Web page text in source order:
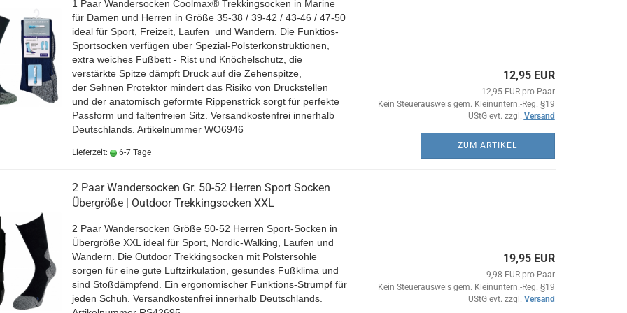
1 Paar Wandersocken Coolmax® Trekkingsocken in Marine
für Damen und Herren in Größe 35-38 / 39-42 / 43-46 / 47-50
ideal für Sport, Freizeit, Laufen und Wandern. Die Funktios-
Sportsocken verfügen über Spezial-Polsterkonstruktionen,
extra weiches Fußbett - Rist und Knöchelschutz, die
verstärkte Spitze dämpft Druck auf die Zehenspitze,
der Sehnen Protektor mindert das Risiko von Druckstellen
und der anatomisch geformte Rippenstrick sorgt für perfekte
Passform und faltenfreien Sitz. Versandkostenfrei innerhalb
Deutschlands. Artikelnummer WO6946
Lieferzeit: 6-7 Tage
12,95 EUR
12,95 EUR pro Paar
Kein Steuerausweis gem. Kleinuntern.-Reg. §19
UStG evt. zzgl. Versand
ZUM ARTIKEL
2 Paar Wandersocken Gr. 50-52 Herren Sport Socken
Übergröße | Outdoor Trekkingsocken XXL
2 Paar Wandersocken Größe 50-52 Herren Sport-Socken in
Übergröße XXL ideal für Sport, Nordic-Walking, Laufen und
Wandern. Die Outdoor Trekkingsocken mit Polstersohle
sorgen für eine gute Luftzirkulation, gesundes Fußklima und
sind Stoßdämpfend. Ein ergonomischer Funktions-Strumpf für
jeden Schuh. Versandkostenfrei innerhalb Deutschlands.
19,95 EUR
9,98 EUR pro Paar
Kein Steuerausweis gem. Kleinuntern.-Reg. §19
UStG evt. zzgl. Versand